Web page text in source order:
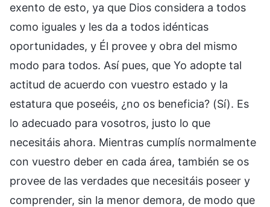
exento de esto, ya que Dios considera a todos
como iguales y les da a todos idénticas
oportunidades, y Él provee y obra del mismo
modo para todos. Así pues, que Yo adopte tal
actitud de acuerdo con vuestro estado y la
estatura que poseéis, ¿no os beneficia? (Sí). Es
lo adecuado para vosotros, justo lo que
necesitáis ahora. Mientras cumplís normalmente
con vuestro deber en cada área, también se os
provee de las verdades que necesitáis poseer y
comprender, sin la menor demora, de modo que